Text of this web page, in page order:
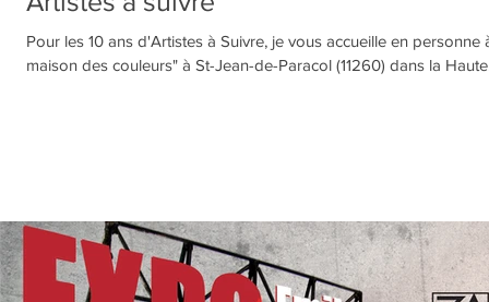
Pour les 10 ans d'Artistes à Suivre, je vous accueille en personne
maison des couleurs" à St-Jean-de-Paracol (11260) dans la